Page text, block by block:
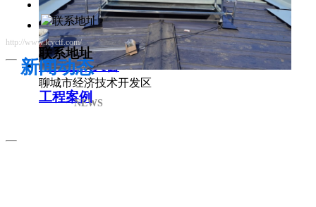
薄型通风天窗
工程案例
新闻动态
NEWS
联系地址
聊城市经济技术开发区
http://www.lcyctf.com/